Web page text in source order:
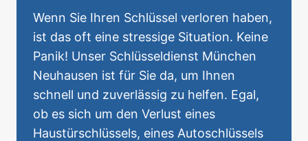
Wenn Sie Ihren Schlüssel verloren haben,
ist das oft eine stressige Situation. Keine
Panik! Unser Schlüsseldienst München
Neuhausen ist für Sie da, um Ihnen
schnell und zuverlässig zu helfen. Egal,
ob es sich um den Verlust eines
Haustürschlüssels, eines Autoschlüssels